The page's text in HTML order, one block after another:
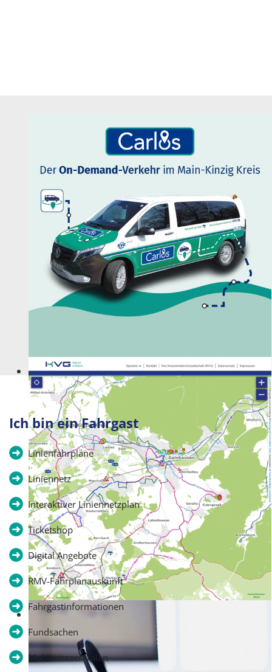
Kommt wie gerufen!
Interaktiver Liniennetzplan
Ich bin ein Fahrgast
Linienfahrpläne
Liniennetz
Interaktiver Liniennetzplan
Ticketshop
Digital Angebote
RMV-Fahrplanauskunft
Fahrgastinformationen
Fundsachen
Mobilitätszentralen